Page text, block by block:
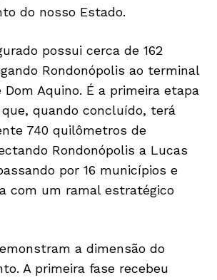
do nosso Estado.
possui cerca de 162
Rondonópolis ao terminal
Aquino. É a primeira etapa
quando concluído, terá
740 quilômetros de
Rondonópolis a Lucas
por 16 municípios e
com um ramal estratégico
a dimensão do
A primeira fase recebeu